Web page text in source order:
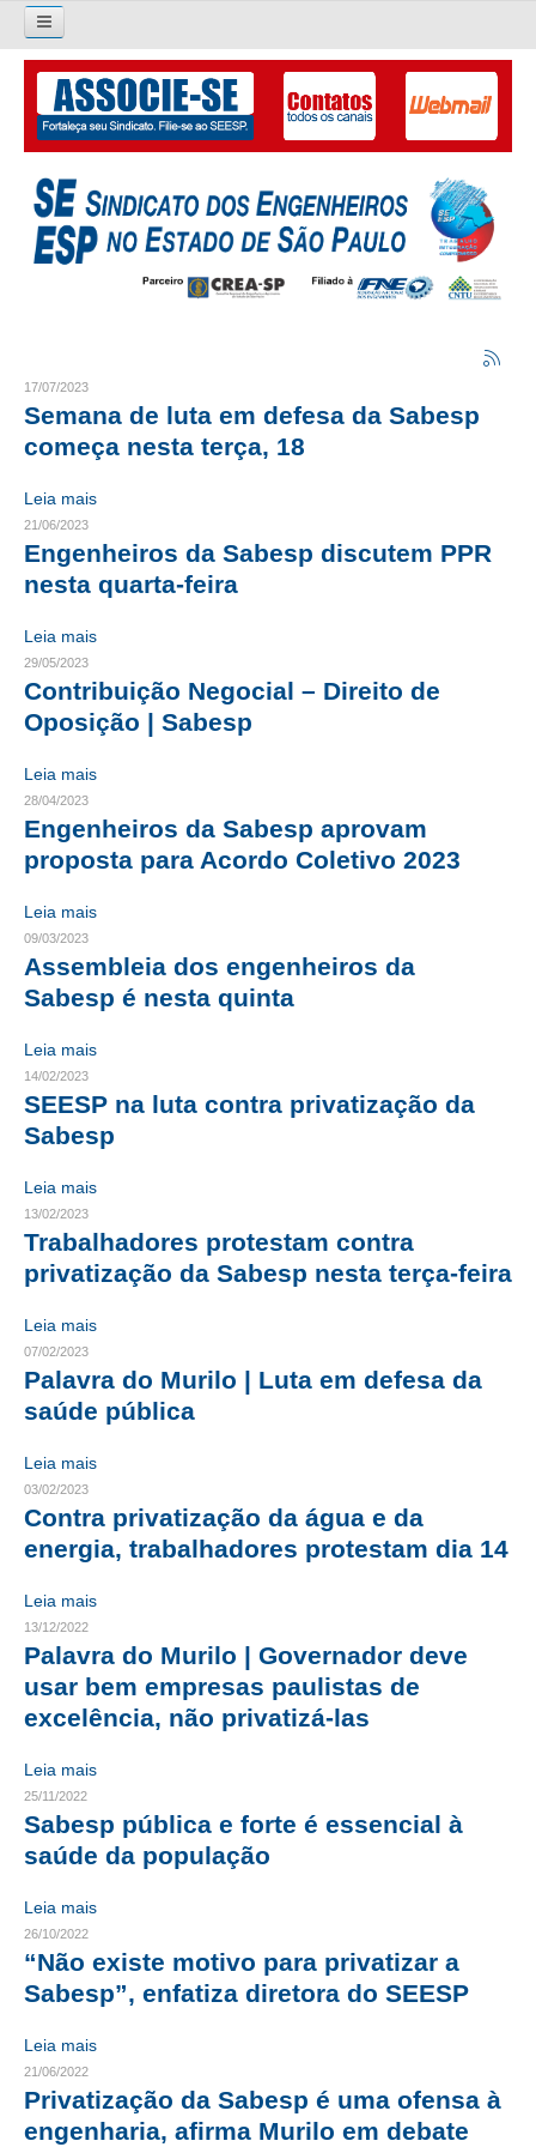
Pesquisar...
O SINDICATO
APRESENTAÇÃO
PALAVRA DO PRESIDENTE
LIVRO GESTÃO 2026-2029
ORGANOGRAMA
CRESCE BRASIL
CONSELHO TECNOLÓGICO
COMPOSIÇÃO
CONSELHOS ASSESSORES
PERSONALIDADES DA TECNOLOGIA
NÚCLEO DA MULHER ENGENHEIRA
TRANSPARÊNCIA
JURÍDICO
ACORDOS, CONVENÇÕES E DISSÍDIOS
CONTRIBUIÇÕES
CONTRIBUIÇÃO ASSOCIATIVA OU ANUIDADE DE SÓCIO
CONTRIBUIÇÃO SINDICAL URBANA
FGTS EXPURGOS
FGTS CORREÇÃO
LEGISLAÇÃO
LEI 4.950-A/1966 – PISO SALARIAL
LEI 5.194/1966 – REGULAMENTAÇÃO DA PROFISSÃO
LEI 6.496/1977 – ART
RES 1.002/2002 – CÓDIGO DE ÉTICA
HOMOLOGAÇÕES
FIQUE POR DENTRO
OPORTUNIDADES
APRESENTAÇÃO
EMPREGO E ESTÁGIO
CARREIRA
AUTÔNOMOS E SERVIÇOS
NEWSLETTER
17/07/2023
Semana de luta em defesa da Sabesp
começa nesta terça, 18
Leia mais
21/06/2023
Engenheiros da Sabesp discutem PPR
nesta quarta-feira
Leia mais
29/05/2023
Contribuição Negocial – Direito de
Oposição | Sabesp
Leia mais
28/04/2023
Engenheiros da Sabesp aprovam
proposta para Acordo Coletivo 2023
Leia mais
09/03/2023
Assembleia dos engenheiros da
Sabesp é nesta quinta
Leia mais
14/02/2023
SEESP na luta contra privatização da
Sabesp
Leia mais
13/02/2023
Trabalhadores protestam contra
privatização da Sabesp nesta terça-feira
Leia mais
07/02/2023
Palavra do Murilo | Luta em defesa da
saúde pública
Leia mais
03/02/2023
Contra privatização da água e da
energia, trabalhadores protestam dia 14
Leia mais
13/12/2022
Palavra do Murilo | Governador deve
usar bem empresas paulistas de
excelência, não privatizá-las
Leia mais
25/11/2022
Sabesp pública e forte é essencial à
saúde da população
Leia mais
26/10/2022
“Não existe motivo para privatizar a
Sabesp”, enfatiza diretora do SEESP
Leia mais
21/06/2022
Privatização da Sabesp é uma ofensa à
engenharia, afirma Murilo em debate